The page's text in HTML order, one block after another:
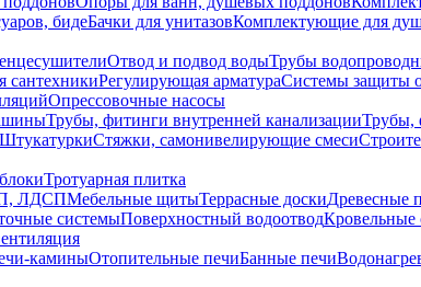
бидеБачки для унитазовКомплектующие для
Отвод и подвод водыТрубы
сантехникиРегулирующая арматураСистемы защиты
Опрессовочные насосы
Трубы, фитинги внутренней канализацииТрубы,
ШтукатуркиСтяжки, самонивелирующие смеси
Тротуарная плитка
ЛДСПМебельные щитыТеррасные доскиДревесные
системыПоверхностный водоотводКровельные
каминыОтопительные печиБанные печи